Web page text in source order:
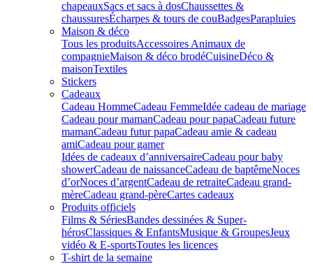
chapeauxSacs et sacs à dosChaussettes &
chaussuresÉcharpes & tours de couBadgesParapluies
Maison & déco
Tous les produitsAccessoires Animaux de
compagnieMaison & déco brodéCuisineDéco &
maisonTextiles
Stickers
Cadeaux
Cadeau HommeCadeau FemmeIdée cadeau de mariage​
Cadeau pour mamanCadeau pour papaCadeau future
mamanCadeau futur papaCadeau amie & cadeau
amiCadeau pour gamer
Idées de cadeaux d’anniversaireCadeau pour baby
showerCadeau de naissanceCadeau de baptêmeNoces
d’orNoces d’argentCadeau de retraiteCadeau grand-
mèreCadeau grand-pèreCartes cadeaux
Produits officiels
Films & SériesBandes dessinées & Super-
hérosClassiques & EnfantsMusique & GroupesJeux
vidéo & E-sportsToutes les licences
T-shirt de la semaine